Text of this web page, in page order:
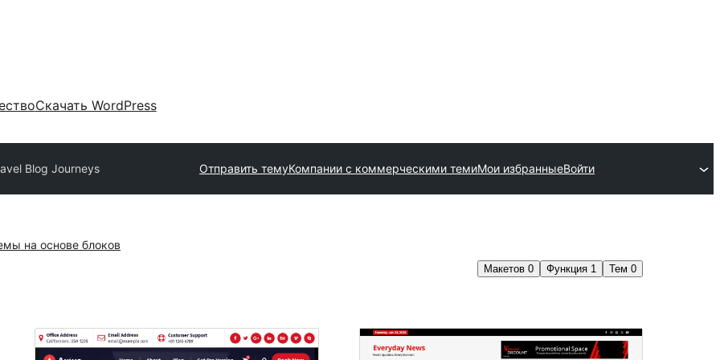
Скачать WordPress
Blog Journeys Отправить темуКомпании с коммерческими темиМои избранныеВойти
на основе блоков
Макетов 0 Функция 1 Тем 0